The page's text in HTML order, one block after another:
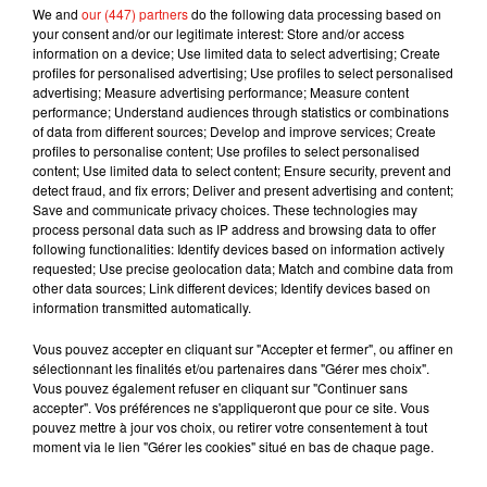
UNE TOURNÉE REPORTÉE, MAIS RÉUSSIE !
Pourtant, rien n’était gagné. À l’aube du début de
cette grande tournée mondiale
(à l’automne
2017), Shakira avait annoncé une terrible
nouvelle à son public : «Au cours de ces derniers
jours de répétitions, j’ai malheureusement
endommagé mes cordes vocales et mes
médecins m’ont conseillé de reposer ma voix
». Peu de temps après, Live Nation, l’organisateur
de sa tournée, publiait un nouveau communiqué
officiel : «Nous sommes dans le regret de vous
tournée de Shakira en Europe sont reportées à
2018.Suite à une hémorragie des cordes vocales,
Shakira est dans l’obligation(…)de se soigner
correctement avant de reprendre sa tournée
We and our (447) partnersdo the following data processing based on
your consent and/or our legitimate interest: Store and/or access
information on a device; Use limited data to select advertising; Create
profiles for personalised advertising; Use profiles to select personalised
advertising; Measure advertising performance; Measure content
performance; Understand audiences through statistics or combinations
of data from different sources; Develop and improve services; Create
profiles to personalise content; Use profiles to select personalised
content; Use limited data to select content; Ensure security, prevent and
detect fraud, and fix errors; Deliver and present advertising and content;
Save and communicate privacy choices. These technologies may
process personal data such as IP address and browsing data to offer
following functionalities: Identify devices based on information actively
requested; Use precise geolocation data; Match and combine data from
other data sources; Link different devices; Identify devices based on
information transmitted automatically.
Vous pouvez accepter en cliquant sur "Accepter et fermer", ou affiner en
sélectionnant les finalités et/ou partenaires dans "Gérer mes choix".
Vous pouvez également refuser en cliquant sur "Continuer sans
accepter". Vos préférences ne s'appliqueront que pour ce site. Vous
pouvez mettre à jour vos choix, ou retirer votre consentement à tout
moment via le lien "Gérer les cookies" situé en bas de chaque page.